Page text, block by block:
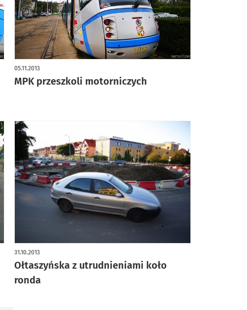
MPK przeszkoli motorniczych
05.11.2013
Ołtaszyńska z utrudnieniami koło
ronda
31.10.2013